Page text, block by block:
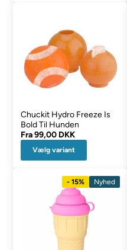
Chuckit Hydro Freeze Is
Bold Til Hunden
Fra99,00 DKK
Vælg variant
- 15% Nyhed